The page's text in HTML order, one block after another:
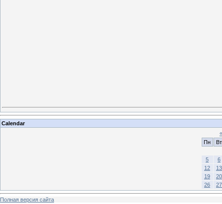
Calendar
«
Пн
Вт
5
6
12
13
19
20
26
27
Полная версия сайта